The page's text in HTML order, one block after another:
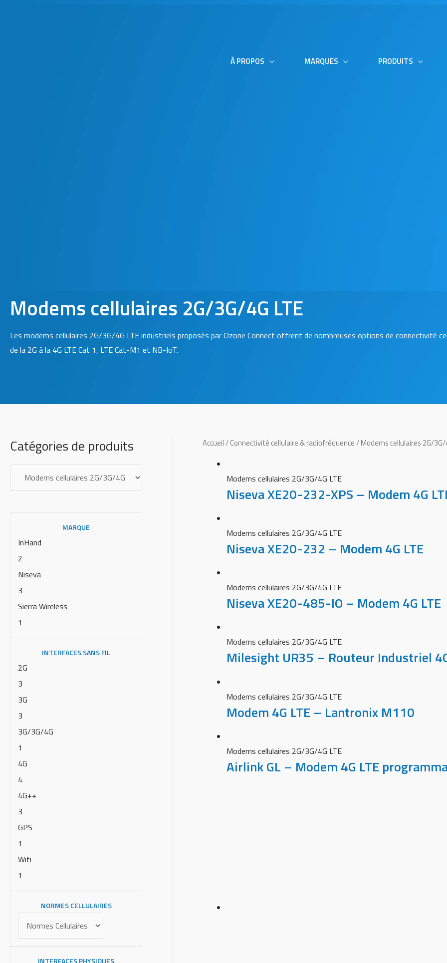
À PROPOS MARQUES PRODUITS
Modems cellulaires 2G/3G/4G LTE
Les modems cellulaires 2G/3G/4G LTE industriels proposés par Ozone Connect offrent de nombreuses options de connectivité
de la 2G à la 4G LTE Cat 1, LTE Cat-M1 et NB-IoT.
Catégories de produits
MARQUE
InHand
2
Niseva
3
Sierra Wireless
1
INTERFACES SANS FIL
2G
3
3G
3
3G/3G/4G
1
4G
4
4G++
3
GPS
1
Wifi
1
NORMES CELLULAIRES
INTERFACES PHYSIQUES
Accueil/Connectivité cellulaire & radiofréquence/ Modems cellulaires 2G/3G/
Modems cellulaires 2G/3G/4G LTE
Niseva XE20-232-XPS – Modem 4G
Modems cellulaires 2G/3G/4G LTE
Niseva XE20-232 – Modem 4G LTE
Modems cellulaires 2G/3G/4G LTE
Niseva XE20-485-IO – Modem 4G LTE
Modems cellulaires 2G/3G/4G LTE
Milesight UR35 – Routeur Industriel
Modems cellulaires 2G/3G/4G LTE
Modem 4G LTE – Lantronix M110
Modems cellulaires 2G/3G/4G LTE
Airlink GL – Modem 4G LTE